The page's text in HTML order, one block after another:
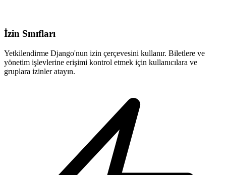
İzin Sınıfları
Yetkilendirme Django'nun izin çerçevesini kullanır. Biletlere ve
yönetim işlevlerine erişimi kontrol etmek için kullanıcılara ve
gruplara izinler atayın.